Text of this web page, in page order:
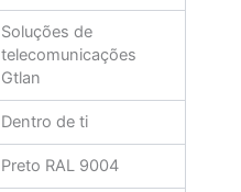
Soluções de
telecomunicações
Gtlan
Dentro de ti
Preto RAL 9004